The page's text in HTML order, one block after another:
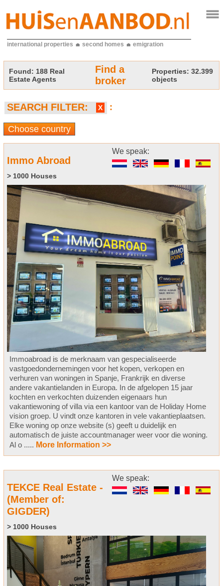
international properties second homes emigration
Found: 188 Real
Estate Agents
Find a
broker
Properties: 32.399
objects
SEARCH FILTER: X :
Choose country
We speak:
Immo Abroad
> 1000 Houses
Immoabroad is de merknaam van gespecialiseerde
vastgoedondernemingen voor het kopen, verkopen en
verhuren van woningen in Spanje, Frankrijk en diverse
andere vakantielanden in Europa. In de afgelopen 15 jaar
kochten en verkochten duizenden eigenaars hun
vakantiewoning of villa via een kantoor van de Holiday Home
vision groep. U vindt onze kantoren in vele vakantieplaatsen.
Elke woning op onze website (s) geeft u duidelijk en
automatisch de juiste accountmanager weer voor die woning.
Al o ..... More Information >>
We speak:
TEKCE Real Estate -
(Member of:
GIGDER)
> 1000 Houses